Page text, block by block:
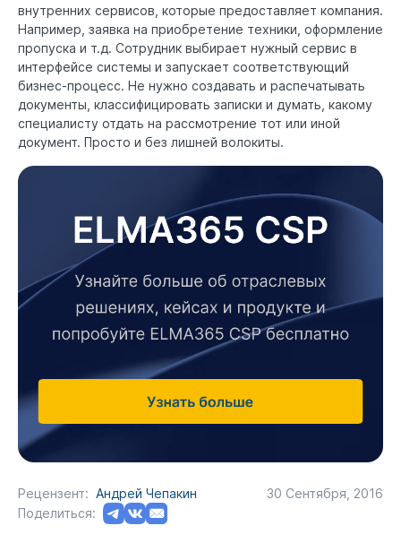
внутренних сервисов, которые предоставляет компания.
Например, заявка на приобретение техники, оформление
пропуска и т.д. Сотрудник выбирает нужный сервис в
интерфейсе системы и запускает соответствующий
бизнес-процесс. Не нужно создавать и распечатывать
документы, классифицировать записки и думать, какому
специалисту отдать на рассмотрение тот или иной
документ. Просто и без лишней волокиты.
Рецензент: Андрей Чепакин
30 Сентября, 2016
Поделиться: